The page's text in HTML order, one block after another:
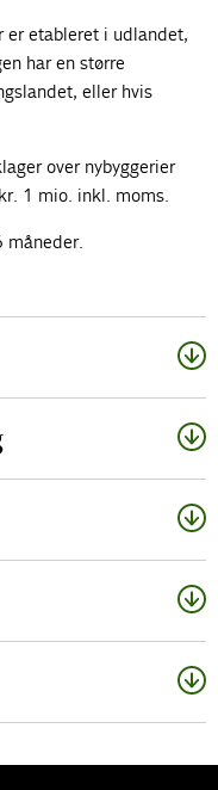
er etableret i udlandet,
har en større
eller hvis
over nybyggerier
1 mio. inkl. moms.
måneder.